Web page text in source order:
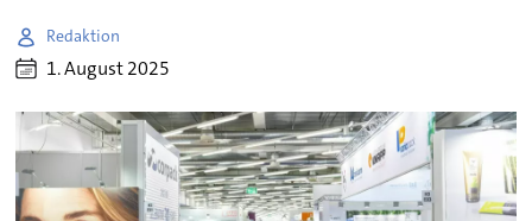
Redaktion
1. August 2025